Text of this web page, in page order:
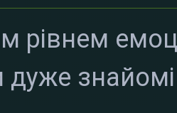
дуже